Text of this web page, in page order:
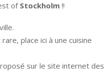
of Stockholm !!
place ici à une cuisine
sur le site internet des